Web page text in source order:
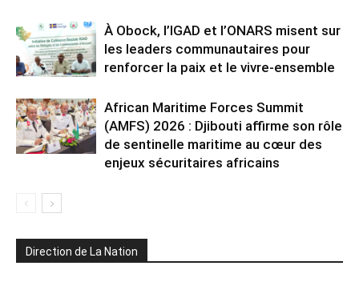
À Obock, l’IGAD et l’ONARS misent sur
les leaders communautaires pour
renforcer la paix et le vivre-ensemble
African Maritime Forces Summit
(AMFS) 2026 : Djibouti affirme son rôle
de sentinelle maritime au cœur des
enjeux sécuritaires africains
Direction de La Nation